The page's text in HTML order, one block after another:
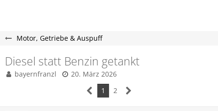
Motor, Getriebe & Auspuff
Diesel statt Benzin getankt
bayernfranzl
20. März 2026
1
2